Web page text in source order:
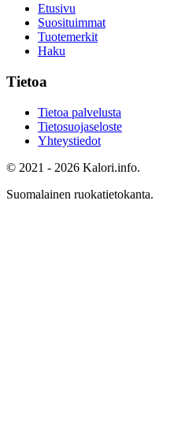
Etusivu
Suosituimmat
Tuotemerkit
Haku
Tietoa
Tietoa palvelusta
Tietosuojaseloste
Yhteystiedot
© 2021 - 2026 Kalori.info.
Suomalainen ruokatietokanta.